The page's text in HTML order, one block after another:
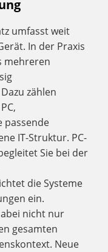
umfasst weit
In der Praxis
mehreren
zählen
passende
IT-Struktur. PC-
Sie bei der
die Systeme
ein.
nicht nur
gesamten
Neue